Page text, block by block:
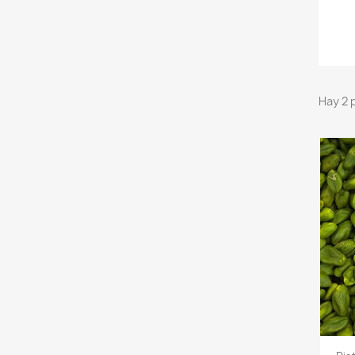
Hay 2